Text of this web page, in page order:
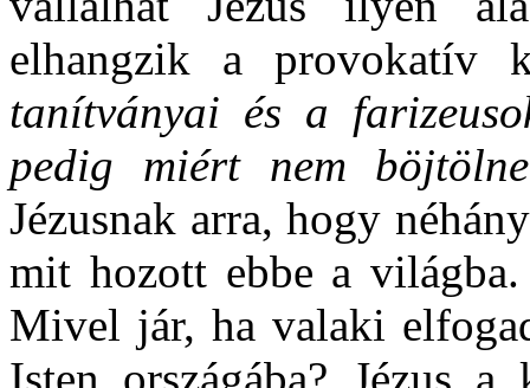
elhangzik a provokatív
tanítványai és a
pedig miért nem
Jézusnak arra, hogy
mit hozott ebbe a
Mivel jár, ha valaki
Isten országába? Jézus